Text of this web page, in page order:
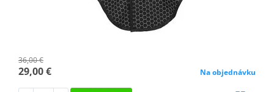
36,00 €
29,00 € Na objednávku